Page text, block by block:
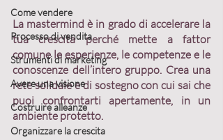
Come vendere
Processo di vendita
Strumenti di marketing
Avere una visione
Costruire alleanze
Organizzare la crescita
La mastermind è in grado di accelerare la
tua crescita perché mette a fattor
comune le esperienze, le competenze
conoscenze
rete solidale e di sostegno con cui sai che
puoi confrontarti apertamente, in un
ambiente protetto.